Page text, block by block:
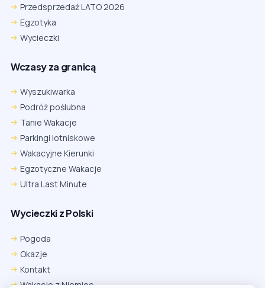
Przedsprzedaż LATO 2026
Egzotyka
Wycieczki
Wczasy za granicą
Wyszukiwarka
Podróż poślubna
Tanie Wakacje
Parkingi lotniskowe
Wakacyjne Kierunki
Egzotyczne Wakacje
Ultra Last Minute
Wycieczki z Polski
Pogoda
Okazje
Kontakt
Wakacje z Niemiec
Firefox
Ustawienia → Prywatność i bezpieczeństwo → Pliki cookie innych
firm → ustaw „Zezwalaj”.
Na czas rezerwacji nie blokuj cookies i śledzenia dla tej witryny.